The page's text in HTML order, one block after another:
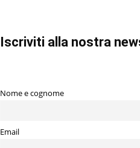
Iscriviti alla nostra
Nome e cognome
Email